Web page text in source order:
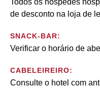
de desconto na loja de
SNACK-BAR:
Verificar o horário de
CABELEIREIRO:
Consulte o hotel com